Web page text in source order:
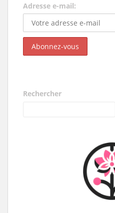
Adresse e-mail:
Rechercher